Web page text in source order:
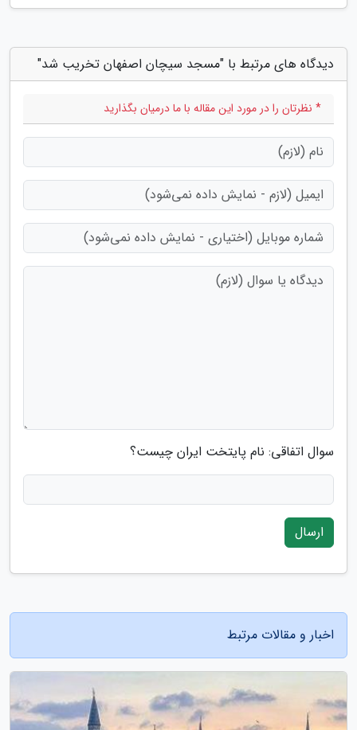
دیدگاه های مرتبط با "مسجد سیچان اصفهان تخریب شد"
* نظرتان را در مورد این مقاله با ما درمیان بگذارید
سوال اتفاقی: نام پایتخت ایران چیست؟
ارسال
اخبار و مقالات مرتبط